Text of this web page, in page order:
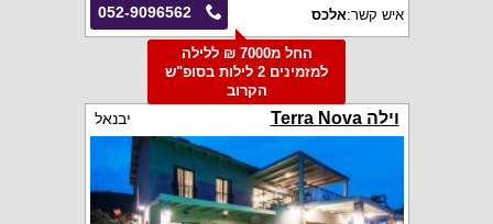
052-9096562 איש קשר:אלכס
החל מ7000 ₪ ללילה
למזמינים 2 לילות בסופ"ש
הקרוב
וילה Terra Nova יבנאל